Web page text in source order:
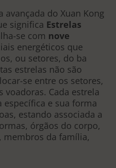
do Xuan Kong
significa Estrelas
se com nove
energéticos que
ou setores, do ba
estrelas não são
se entre os setores,
voadoras. Cada estrela
e sua forma
estando associada a
órgãos do corpo,
membros da família,